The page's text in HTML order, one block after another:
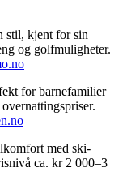
stil, kjent for sin
og golfmuligheter.
for barnefamilier
med ski-
ca. kr 2 000–3